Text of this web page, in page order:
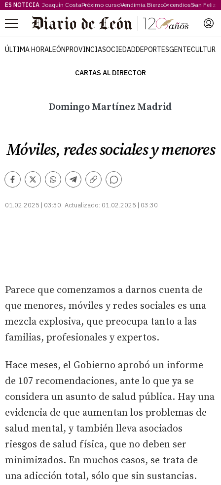
ES NOTICIA Joaquín CostaPróximo cursoVendimia BierzoIncendiosSan Feliz
Menú
ÚLTIMA HORALEÓNPROVINCIASOCIEDADDEPORTESGENTECULTURA
CARTAS AL DIRECTOR
Domingo Martínez Madrid
Móviles, redes sociales y menores
Facebook
TwitterWhatsappTelegram
Copiar
Comentarios
01.02.2025 | 03:30 Actualizado: 01.02.2025 | 03:30
Parece que comenzamos a darnos cuenta de
que menores, móviles y redes sociales es una
mezcla explosiva, que preocupa tanto a las
familias, profesionales y expertos.
Hace meses, el Gobierno aprobó un informe
de 107 recomendaciones, ante lo que ya se
considera un asunto de salud pública. Hay una
evidencia de que aumentan los problemas de
salud mental, y también lleva asociados
riesgos de salud física, que no deben ser
minimizados. En muchos casos, se trata de
una adicción total, sólo que sin sustancias.